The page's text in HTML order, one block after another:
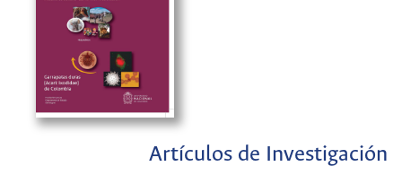
Artículos de Investigación